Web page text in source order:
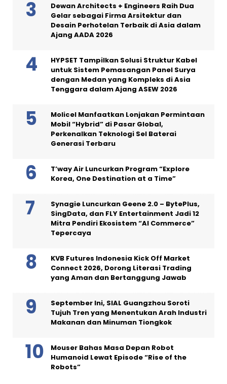
Dewan Architects + Engineers Raih Dua
Gelar sebagai Firma Arsitektur dan
Desain Perhotelan Terbaik di Asia dalam
Ajang AADA 2026
HYPSET Tampilkan Solusi Struktur Kabel
untuk Sistem Pemasangan Panel Surya
dengan Medan yang Kompleks di Asia
Tenggara dalam Ajang ASEW 2026
Molicel Manfaatkan Lonjakan Permintaan
Mobil “Hybrid” di Pasar Global,
Perkenalkan Teknologi Sel Baterai
Generasi Terbaru
T’way Air Luncurkan Program “Explore
Korea, One Destination at a Time”
Synagie Luncurkan Geene 2.0 – BytePlus,
SingData, dan FLY Entertainment Jadi 12
Mitra Pendiri Ekosistem “AI Commerce”
Tepercaya
KVB Futures Indonesia Kick Off Market
Connect 2026, Dorong Literasi Trading
yang Aman dan Bertanggung Jawab
September Ini, SIAL Guangzhou Soroti
Tujuh Tren yang Menentukan Arah Industri
Makanan dan Minuman Tiongkok
Mouser Bahas Masa Depan Robot
Humanoid Lewat Episode “Rise of the
Robots”